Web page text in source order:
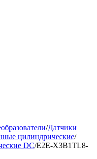
/Датчики
цилиндрические/
DC/E2E-X3B1TL8-